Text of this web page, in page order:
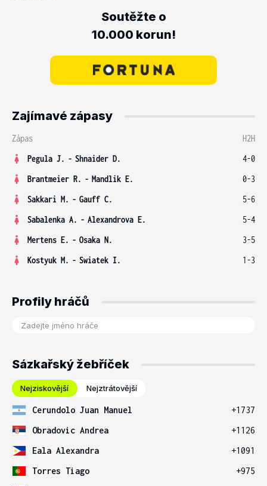
Soutěžte o
10.000 korun!
Zajímavé zápasy
Zápas
H2H
Pegula J. - Shnaider D.
4-0
Brantmeier R. - Mandlik E.
0-3
Sakkari M. - Gauff C.
5-6
Sabalenka A. - Alexandrova E.
5-4
Mertens E. - Osaka N.
3-5
Kostyuk M. - Swiatek I. 1-3
Profily hráčů
Sázkařský žebříček
Nejziskovější Nejztrátovější
Cerundolo Juan Manuel
+1737
Obradovic Andrea
+1126
Eala Alexandra
+1091
Torres Tiago
+975